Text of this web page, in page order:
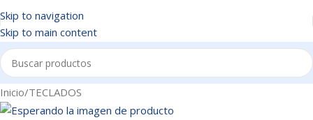
Skip to navigation
Skip to main content
Inicio/TECLADOS